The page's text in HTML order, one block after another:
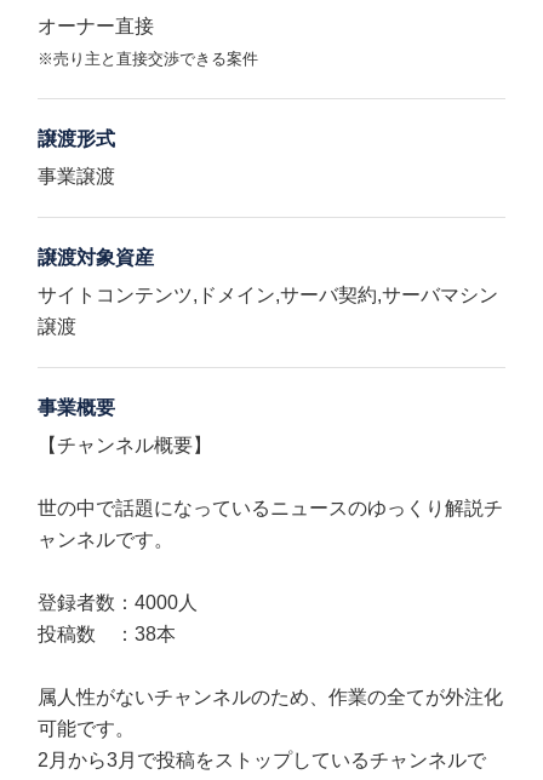
オーナー直接
※売り主と直接交渉できる案件
譲渡形式
事業譲渡
譲渡対象資産
サイトコンテンツ,ドメイン,サーバ契約,サーバマシン
譲渡
事業概要
【チャンネル概要】
世の中で話題になっているニュースのゆっくり解説チ
ャンネルです。
登録者数：4000人
投稿数 ：38本
属人性がないチャンネルのため、作業の全てが外注化
可能です。
2月から3月で投稿をストップしているチャンネルで